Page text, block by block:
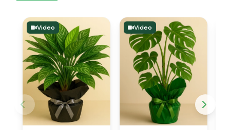
Video Video